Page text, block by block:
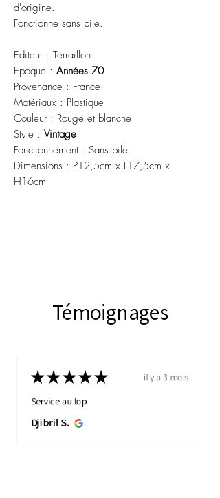
Témoignages
★★★★★
il y a 3 mois
Service au top
Djibril S.
d'origine.
Fonctionne sans pile.
Editeur : Terraillon
Epoque : Années 70
Provenance : France
Matériaux : Plastique
Couleur : Rouge et blanche
Style : Vintage
Fonctionnement : Sans pile
Dimensions : P12,5cm x L17,5cm x
H16cm